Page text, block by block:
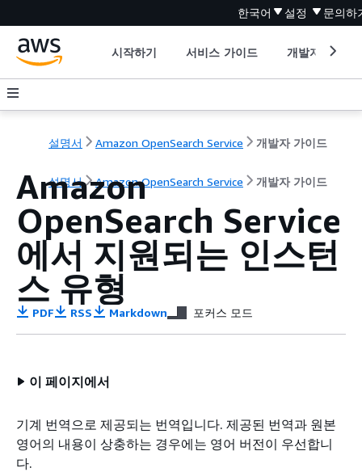
한국어 설정 문의하
시작하기 서비스 가이드 개발자 도구
설명서 Amazon OpenSearch Service 개발자 가이드
설명서 Amazon OpenSearch Service 개발자 가이드
Amazon
OpenSearch Service
에서 지원되는 인스턴
스 유형
PDF RSS Markdown 포커스 모드
이 페이지에서
기계 번역으로 제공되는 번역입니다. 제공된 번역과 원본
영어의 내용이 상충하는 경우에는 영어 버전이 우선합니
다.